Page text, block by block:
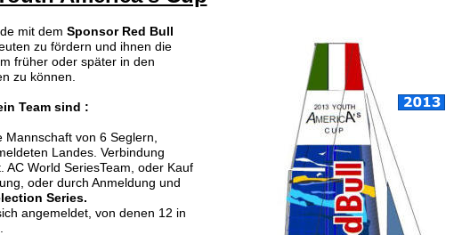
mit dem Sponsor Red Bull
zu fördern und ihnen die
früher oder später in den
zu können.
Team sind :
von 6 Seglern,
Landes. Verbindung
AC World SeriesTeam, oder Kauf
oder durch Anmeldung und
Series.
angemeldet, von denen 12 in